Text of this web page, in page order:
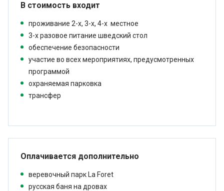
В стоимость входит
проживание 2-х, 3-х, 4-х местное
3-х разовое питание шведский стол
обеспечение безопасности
участие во всех мероприятиях, предусмотренных
программой
охраняемая парковка
трансфер
Оплачивается дополнительно
веревочный парк La Foret
русская баня на дровах